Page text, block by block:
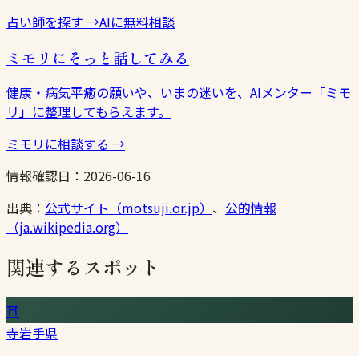
占い師を探す →AIに無料相談
ミモリにそっと話してみる
健康・病気平癒の願いや、いまの迷いを、AIメンター「ミモ
リ」に整理してもらえます。
ミモリに相談する →
情報確認日： 2026-06-16
出典： 公式サイト（motsuji.or.jp） 、 公的情報
（ja.wikipedia.org）
関連するスポット
⛩
寺岩手県